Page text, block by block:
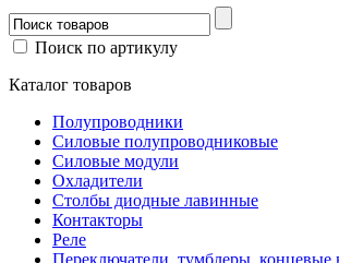
Поиск по артикулу
Каталог товаров
Полупроводники
Силовые полупроводниковые
Силовые модули
Охладители
Столбы диодные лавинные
Контакторы
Реле
Переключатели, тумблеры, концевые